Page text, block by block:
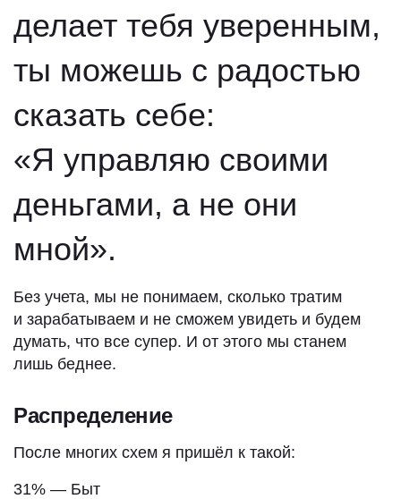
делает тебя уверенным,
ты можешь с радостью
сказать себе:
«Я управляю своими
деньгами, а не они
мной».
Без учета, мы не понимаем, сколько тратим
и зарабатываем и не сможем увидеть и будем
думать, что все супер. И от этого мы станем
лишь беднее.
Распределение
После многих схем я пришёл к такой:
31% — Быт